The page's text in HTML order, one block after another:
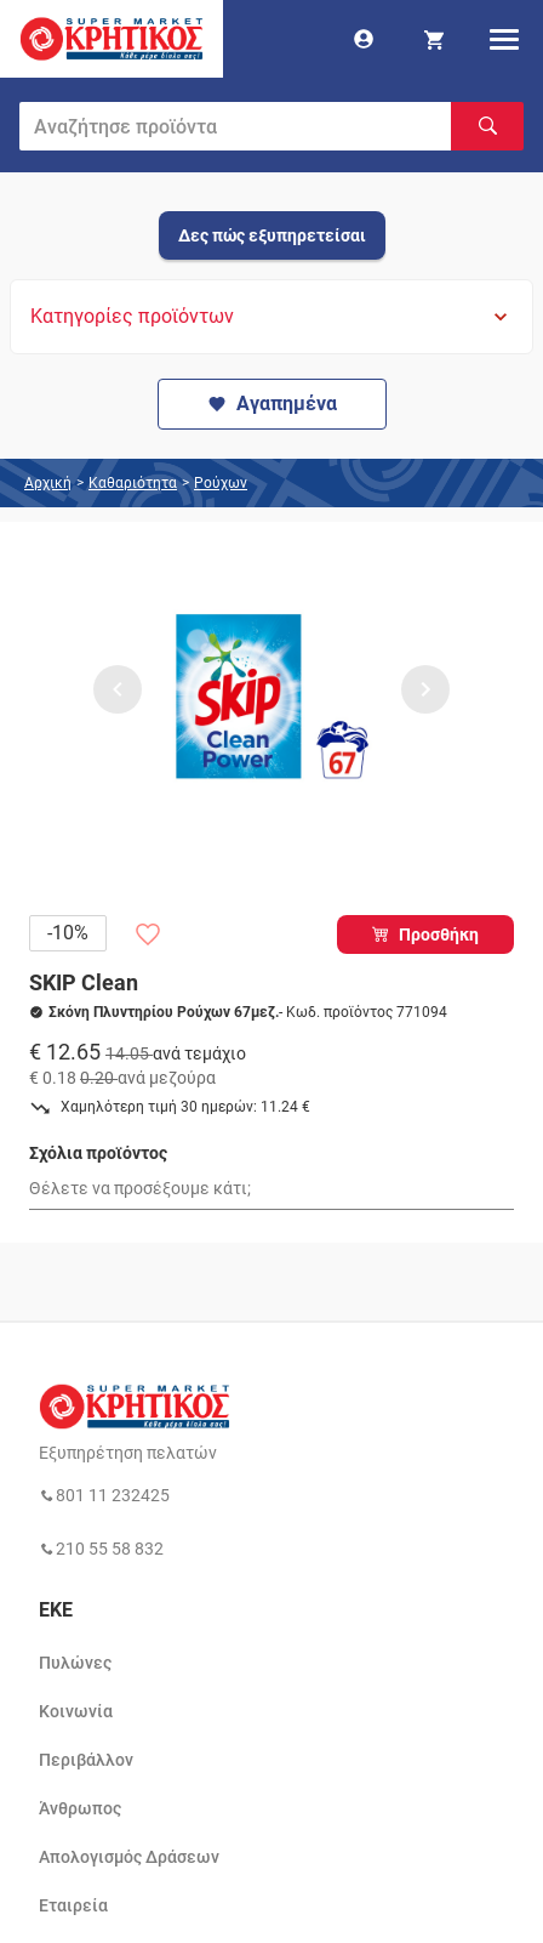
Δες πώς εξυπηρετείσαι
Κατηγορίες προϊόντων
Αγαπημένα
Αρχική > Καθαριότητα > Ρούχων
-10% Προσθήκη
SKIP Clean
Σκόνη Πλυντηρίου Ρούχων 67μεζ.- Κωδ. προϊόντος 771094
€ 12.65 14.05ανά τεμάχιο
€ 0.18 0.20ανά μεζούρα
Χαμηλότερη τιμή 30 ημερών: 11.24 €
Σχόλια προϊόντος
Εξυπηρέτηση πελατών
801 11 232425
210 55 58 832
ΕΚΕ
Πυλώνες
Κοινωνία
Περιβάλλον
Άνθρωπος
Απολογισμός Δράσεων
Εταιρεία